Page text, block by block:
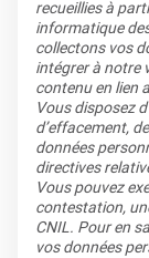
recueillies à
informatique
collectons vos
intégrer à notre
contenu en lien
Vous disposez
d’effacement,
données
directives
Vous pouvez
contestation,
CNIL. Pour en
vos données